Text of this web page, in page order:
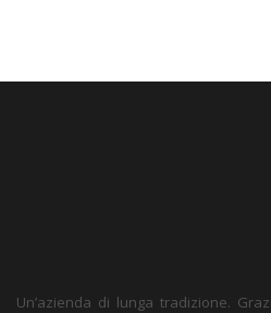
Un’azienda di lunga tradizione.